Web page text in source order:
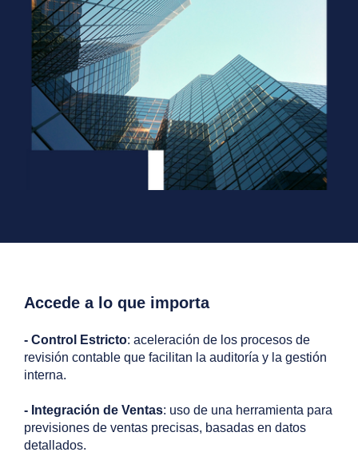
Accede a lo que importa
- Control Estricto: aceleración de los procesos de
revisión contable que facilitan la auditoría y la gestión
interna.
- Integración de Ventas: uso de una herramienta para
previsiones de ventas precisas, basadas en datos
detallados.